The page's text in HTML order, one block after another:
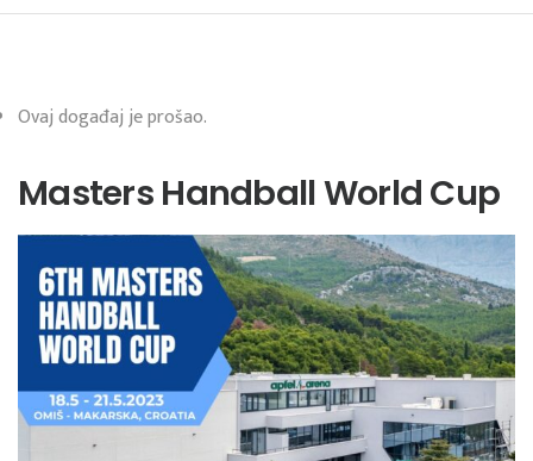
Ovaj događaj je prošao.
Masters Handball World Cup